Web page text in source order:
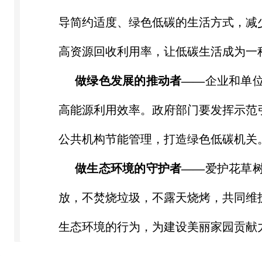
导简约适度、绿色低碳的生活方式，
高资源回收利用率，让低碳生活成为
做绿色发展的推动者——企业和单
高能源利用效率。政府部门要发挥示
公共机构节能管理，打造绿色低碳机关
做生态环境的守护者——爱护花草
放，不焚烧垃圾， 不露天烧烤，共同
生态环境的行为，为建设美丽家园贡献